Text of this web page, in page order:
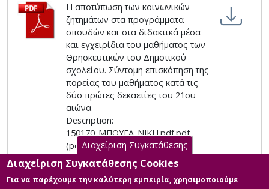
Η αποτύπωση των κοινωνικών
ζητημάτων στα προγράμματα
σπουδών και στα διδακτικά μέσα
και εγχειρίδια του μαθήματος των
Θρησκευτικών του Δημοτικού
σχολείου. Σύντομη επισκόπηση της
πορείας του μαθήματος κατά τις
δύο πρώτες δεκαετίες του 21ου
αιώνα
Description:
150170_ΜΠΟΥΓΑ_ΝΙΚΗ.pdf.pdf
(pdf)
Info: Η αποτύπωση των κοινωνικών
ζητημάτων στα προγράμματα
σπουδών και στα διδακτικά μέσα
Διαχείριση Συγκατάθεσης
Διαχείριση Συγκατάθεσης Cookies
Για να παρέχουμε την καλύτερη εμπειρία, χρησιμοποιούμε